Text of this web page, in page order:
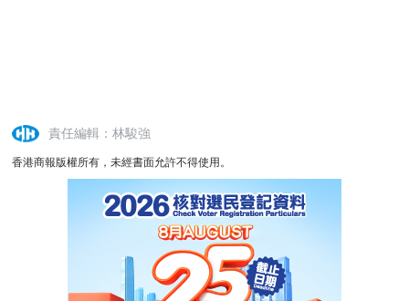
責任編輯：林駿強
香港商報版權所有，未經書面允許不得使用。